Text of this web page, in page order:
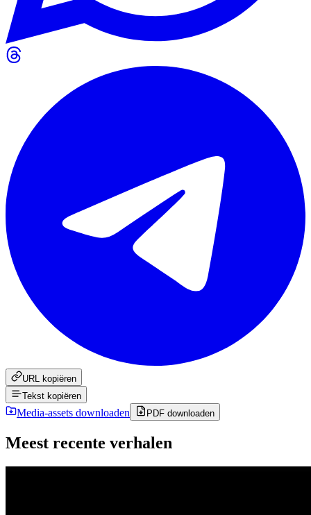
URL kopiëren
Tekst kopiëren
Media-assets downloaden PDF downloaden
Meest recente verhalen